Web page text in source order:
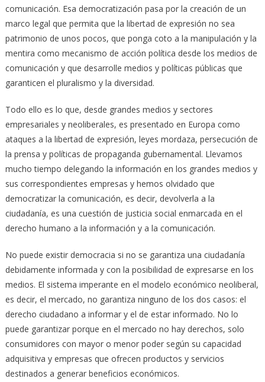
comunicación. Esa democratización pasa por la creación de un
marco legal que permita que la libertad de expresión no sea
patrimonio de unos pocos, que ponga coto a la manipulación y la
mentira como mecanismo de acción política desde los medios de
comunicación y que desarrolle medios y políticas públicas que
garanticen el pluralismo y la diversidad.
Todo ello es lo que, desde grandes medios y sectores
empresariales y neoliberales, es presentado en Europa como
ataques a la libertad de expresión, leyes mordaza, persecución de
la prensa y políticas de propaganda gubernamental. Llevamos
mucho tiempo delegando la información en los grandes medios y
sus correspondientes empresas y hemos olvidado que
democratizar la comunicación, es decir, devolverla a la
ciudadanía, es una cuestión de justicia social enmarcada en el
derecho humano a la información y a la comunicación.
No puede existir democracia si no se garantiza una ciudadanía
debidamente informada y con la posibilidad de expresarse en los
medios. El sistema imperante en el modelo económico neoliberal,
es decir, el mercado, no garantiza ninguno de los dos casos: el
derecho ciudadano a informar y el de estar informado. No lo
puede garantizar porque en el mercado no hay derechos, solo
consumidores con mayor o menor poder según su capacidad
adquisitiva y empresas que ofrecen productos y servicios
destinados a generar beneficios económicos.